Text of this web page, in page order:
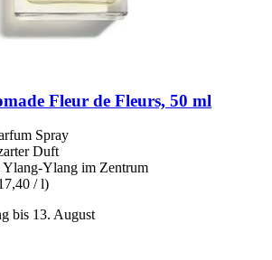
Fleur de Fleurs, 50 ml
Spray
Duft
Ylang-Ylang im Zentrum
/ l)
bis 13. August